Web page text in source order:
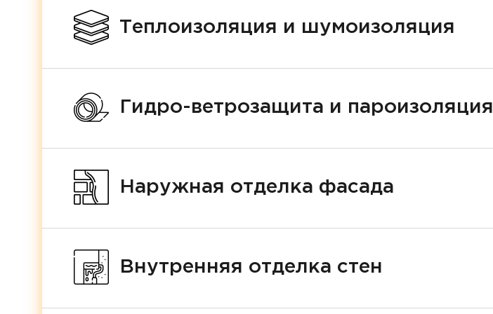
Теплоизоляция и шумоизоляция
Гидро-ветрозащита и пароизоляция
Наружная отделка фасада
Внутренняя отделка стен